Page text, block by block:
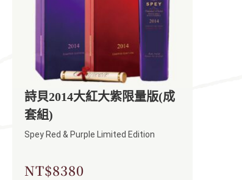
詩貝2014大紅大紫限量版(成
套組)
Spey Red & Purple Limited Edition
NT$8380